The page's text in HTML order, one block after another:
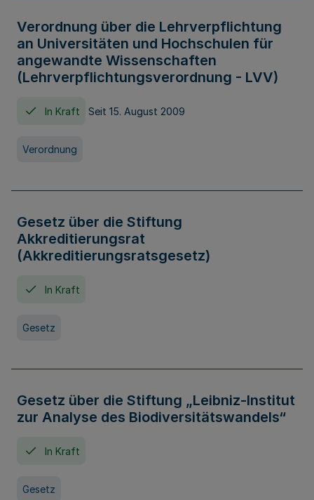
Verordnung über die Lehrverpflichtung
an Universitäten und Hochschulen für
angewandte Wissenschaften
(Lehrverpflichtungsverordnung - LVV)
In Kraft Seit 15. August 2009
Verordnung
Gesetz über die Stiftung
Akkreditierungsrat
(Akkreditierungsratsgesetz)
In Kraft
Gesetz
Gesetz über die Stiftung „Leibniz-Institut
zur Analyse des Biodiversitätswandels“
In Kraft
Gesetz